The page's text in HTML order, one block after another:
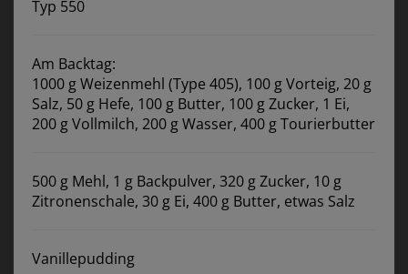
Typ 550
Am Backtag:
1000 g Weizenmehl (Type 405), 100 g Vorteig, 20 g
Salz, 50 g Hefe, 100 g Butter, 100 g Zucker, 1 Ei,
200 g Vollmilch, 200 g Wasser, 400 g Tourierbutter
500 g Mehl, 1 g Backpulver, 320 g Zucker, 10 g
Zitronenschale, 30 g Ei, 400 g Butter, etwas Salz
Vanillepudding